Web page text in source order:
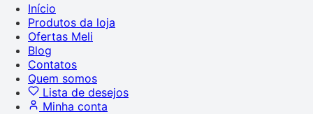
Início
Produtos da loja
Ofertas Meli
Blog
Contatos
Quem somos
Lista de desejos
Minha conta